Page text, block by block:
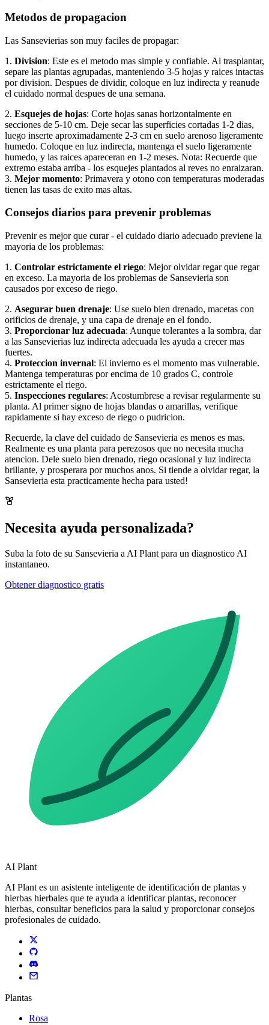
Metodos de propagacion
Las Sansevierias son muy faciles de propagar:
1. Division: Este es el metodo mas simple y confiable. Al trasplantar,
separe las plantas agrupadas, manteniendo 3-5 hojas y raices intactas
por division. Despues de dividir, coloque en luz indirecta y reanude
el cuidado normal despues de una semana.
2. Esquejes de hojas: Corte hojas sanas horizontalmente en
secciones de 5-10 cm. Deje secar las superficies cortadas 1-2 dias,
luego inserte aproximadamente 2-3 cm en suelo arenoso ligeramente
humedo. Coloque en luz indirecta, mantenga el suelo ligeramente
humedo, y las raices apareceran en 1-2 meses. Nota: Recuerde que
extremo estaba arriba - los esquejes plantados al reves no enraizaran.
3. Mejor momento: Primavera y otono con temperaturas moderadas
tienen las tasas de exito mas altas.
Consejos diarios para prevenir problemas
Prevenir es mejor que curar - el cuidado diario adecuado previene la
mayoria de los problemas:
1. Controlar estrictamente el riego: Mejor olvidar regar que regar
en exceso. La mayoria de los problemas de Sansevieria son
causados por exceso de riego.
2. Asegurar buen drenaje: Use suelo bien drenado, macetas con
orificios de drenaje, y una capa de drenaje en el fondo.
3. Proporcionar luz adecuada: Aunque tolerantes a la sombra, dar
a las Sansevierias luz indirecta adecuada les ayuda a crecer mas
fuertes.
4. Proteccion invernal: El invierno es el momento mas vulnerable.
Mantenga temperaturas por encima de 10 grados C, controle
estrictamente el riego.
5. Inspecciones regulares: Acostumbrese a revisar regularmente su
planta. Al primer signo de hojas blandas o amarillas, verifique
rapidamente si hay exceso de riego o pudricion.
Recuerde, la clave del cuidado de Sansevieria es menos es mas.
Realmente es una planta para perezosos que no necesita mucha
atencion. Dele suelo bien drenado, riego ocasional y luz indirecta
brillante, y prosperara por muchos anos. Si tiende a olvidar regar, la
Sansevieria esta practicamente hecha para usted!
Necesita ayuda personalizada?
Suba la foto de su Sansevieria a AI Plant para un diagnostico AI
instantaneo.
Obtener diagnostico gratis
AI Plant
AI Plant es un asistente inteligente de identificación de plantas y
hierbas hierbales que te ayuda a identificar plantas, reconocer
hierbas, consultar beneficios para la salud y proporcionar consejos
profesionales de cuidado.
Plantas
Rosa